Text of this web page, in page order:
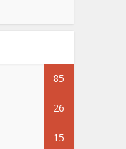
85
26
15